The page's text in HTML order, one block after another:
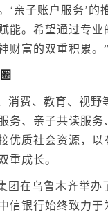
‘亲子账户服务’的
能。希望通过专
财富的双重积累。
消费、教育、视野
务、亲子共读服
优质社会资源，
重成长。
团在乌鲁木齐举办
信银行始终致力